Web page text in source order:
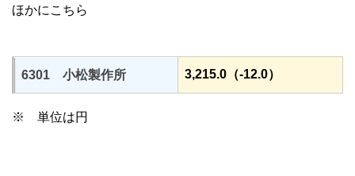
ほかにこちら
6301 小松製作所 3,215.0（-12.0）
※ 単位は円